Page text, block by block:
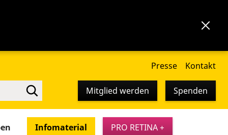
Presse Kontakt
Mitglied werden Spenden
Infomaterial PRO RETINA +